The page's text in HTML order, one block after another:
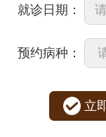
就诊日期：
预约病种：
立